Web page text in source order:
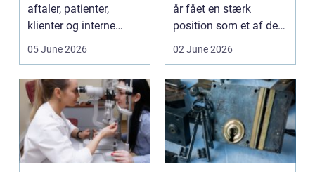
aftaler, patienter,
klienter og interne
arbejdsgange ét sted. I
05 June 2026
år fået en stærk
position som et af de
mest alsidige valg til
02 June 2026